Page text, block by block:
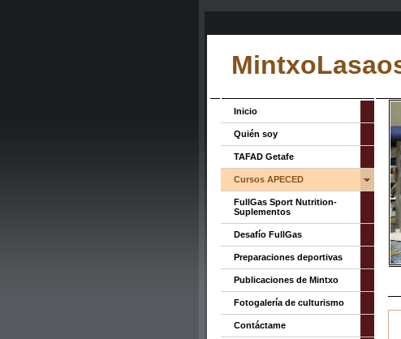
Inicio
Quién soy
TAFAD Getafe
Cursos APECED
FullGas Sport Nutrition-
Suplementos
Desafío FullGas
Preparaciones deportivas
Publicaciones de Mintxo
Fotogalería de culturismo
Contáctame